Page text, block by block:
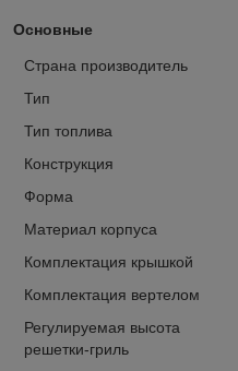
Основные
Страна производитель
Тип
Тип топлива
Конструкция
Форма
Материал корпуса
Комплектация крышкой
Комплектация вертелом
Регулируемая высота
решетки-гриль